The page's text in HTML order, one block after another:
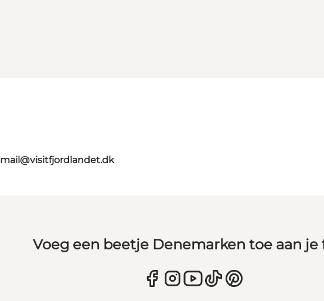
mail@visitfjordlandet.dk
Voeg een beetje Denemarken toe aan je